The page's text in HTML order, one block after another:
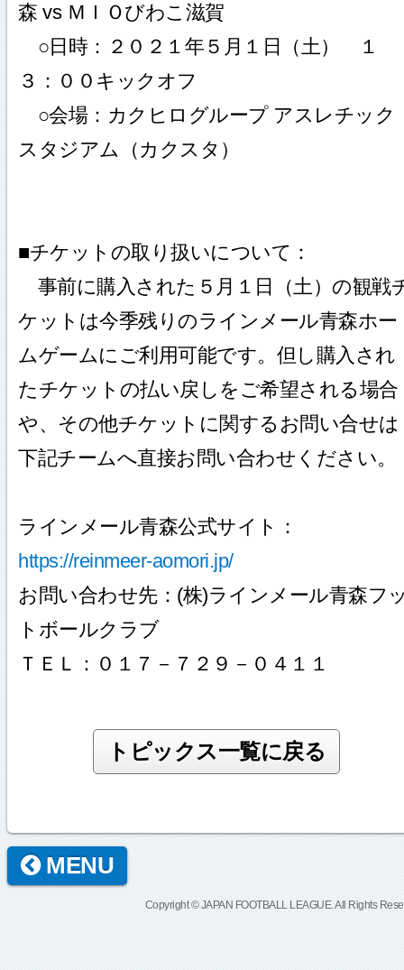
森 vs ＭＩＯびわこ滋賀
○日時：２０２１年５月１日（土） １
３：００キックオフ
○会場：カクヒログループ アスレチック
スタジアム（カクスタ）
■チケットの取り扱いについて：
事前に購入された５月１日（土）の観戦
ケットは今季残りのラインメール青森ホー
ムゲームにご利用可能です。但し購入され
たチケットの払い戻しをご希望される場合
や、その他チケットに関するお問い合せは
下記チームへ直接お問い合わせください。
ラインメール青森公式サイト：
https://reinmeer-aomori.jp/
お問い合わせ先：(株)ラインメール青森フ
トボールクラブ
ＴＥＬ：０１７－７２９－０４１１
MENU
Copyright © JAPAN FOOTBALL LEAGUE. All Rights